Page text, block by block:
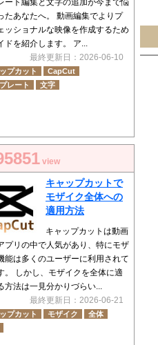
ート編集と文字の追加が今まで悩
たあなたへ。 動画編集でよりプ
ッショナルな映像を作成するため
ドを紹介します。 ア...
最終更新日：2026-06-10
プカット
CapCut
レート
文字
view
キャップカットで
モザイク全体への
適用方法
キャップカットは動画
プリの中で人気があり、特にモザ
能は多くのユーザーに利用されて
。 しかし、モザイクを全体に適
方法は一見分かりづらい...
最終更新日：2026-06-21
プカット モザイク
全体